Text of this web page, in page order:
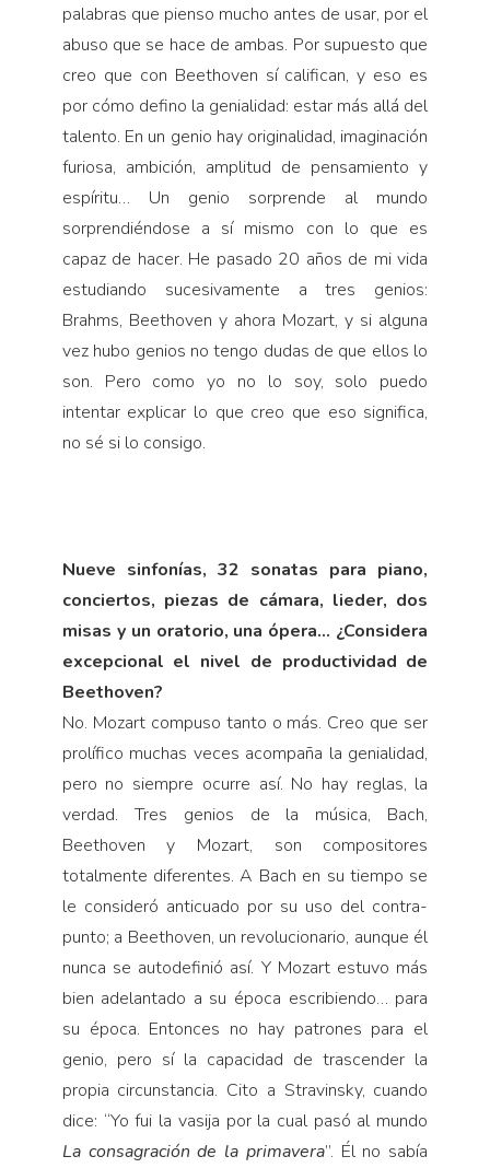
pa­labras que pienso mucho antes de usar, por el
abuso que se hace de ambas. Por supuesto que
creo que con Beethoven sí califican, y eso es
por cómo defino la genialidad: estar más allá del
talento. En un genio hay originalidad, imaginación
furiosa, ambición, amplitud de pensamiento y
espíritu… Un genio sorprende al mundo
sorprendiéndose a sí mismo con lo que es
capaz de hacer. He pasado 20 años de mi vida
estudiando sucesivamente a tres genios:
Brahms, Beethoven y ahora Mozart, y si alguna
vez hubo genios no tengo dudas de que ellos lo
son. Pero como yo no lo soy, solo puedo
intentar explicar lo que creo que eso significa,
no sé si lo consigo.
Nueve sinfonías, 32 sonatas para piano,
conciertos, piezas de cámara, lieder, dos
misas y un oratorio, una ópera… ¿Considera
excepcional el nivel de productividad de
Beethoven?
No. Mozart compuso tanto o más. Creo que ser
prolífico muchas veces acompaña la genialidad,
pero no siempre ocurre así. No hay reglas, la
ver­dad. Tres genios de la mú­sica, Bach,
Beethoven y Mozart, son compositores
totalmente diferentes. A Bach en su tiempo se
le consideró anticuado por su uso del contra­
punto; a Beethoven, un revolucionario, aunque él
nunca se autodefinió así. Y Mozart estuvo más
bien adelantado a su época es­cribiendo… para
su época. Entonces no hay patrones para el
genio, pero sí la capacidad de trascender la
propia circunstancia. Cito a Stravinsky, cuan­do
dice: “Yo fui la vasija por la cual pasó al mundo
La consagración de la primavera”. Él no sabía